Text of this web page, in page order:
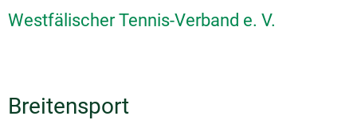
Westfälischer Tennis-Verband e. V.
Breitensport